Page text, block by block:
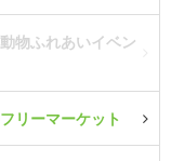
動物ふれあいイベン
フリーマーケット